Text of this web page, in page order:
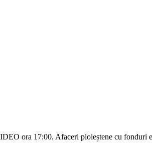
ora 17:00. Afaceri ploieștene cu fonduri